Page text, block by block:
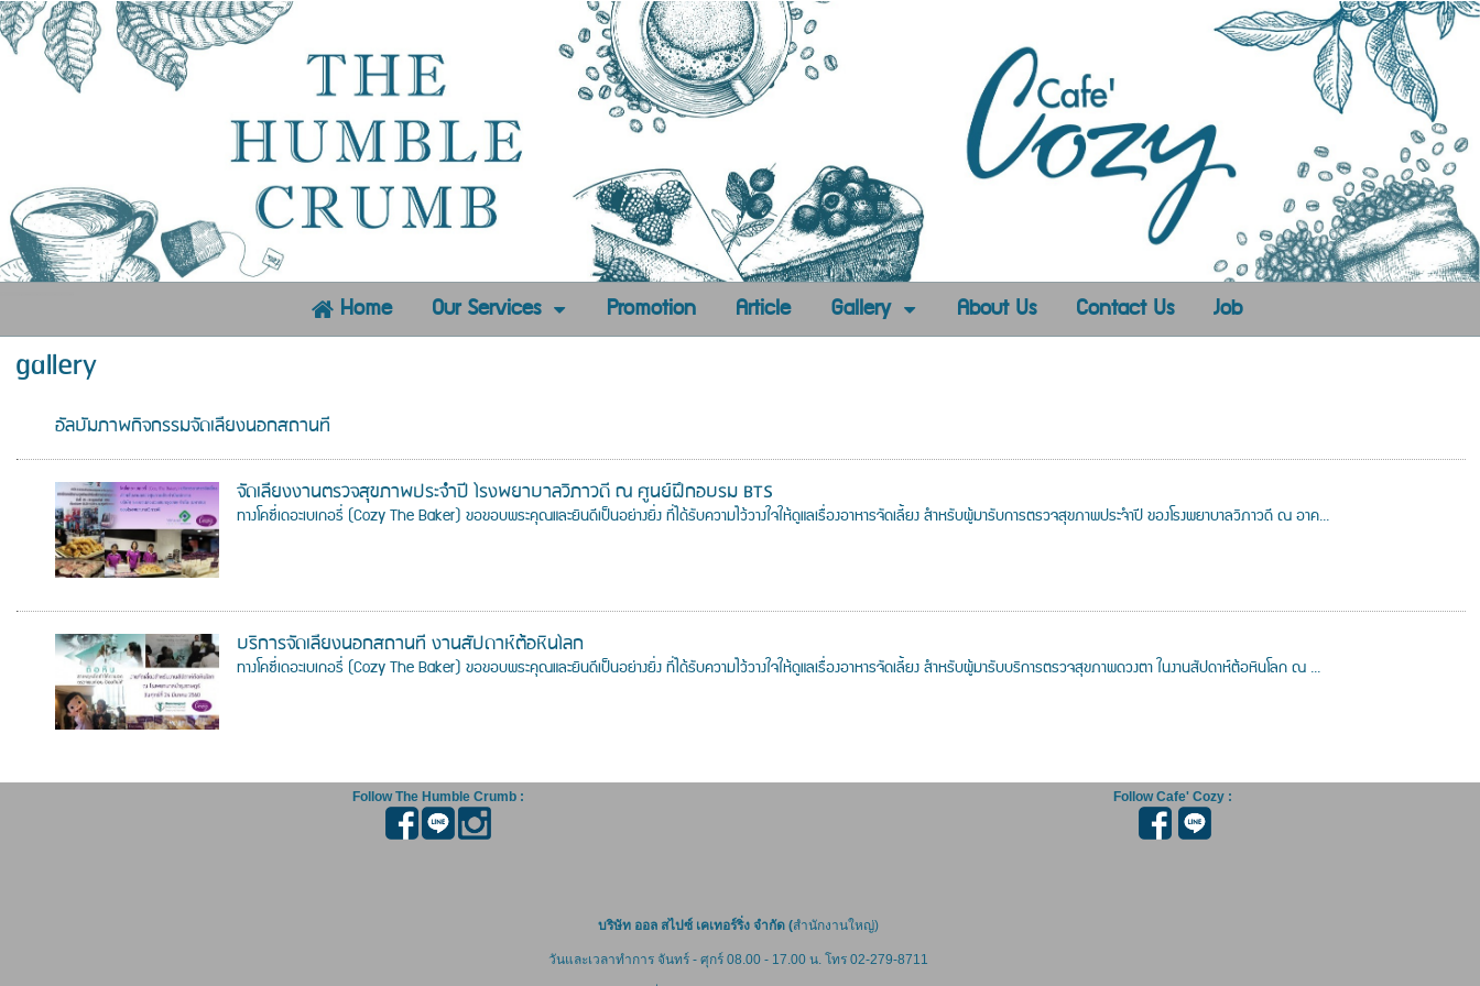
Home Our Services Promotion Article Gallery About Us Contact Us Job
gallery
อัลบัมภาพกิจกรรมจัดเลี้ยงนอกสถานที่
จัดเลี้ยงงานตรวจสุขภาพประจำปี โรงพยาบาลวิภาวดี ณ ศูนย์ฝึกอบรม BTS
ทางโคซี่เดอะเบเกอรี่ (Cozy The Baker) ขอขอบพระคุณและยินดีเป็นอย่างยิ่ง ที่ได้รับความไว้วางใจให้ดูแลเรื่องอาหารจัดเลี้ยง สำหรับผู้มารับการตรวจสุขภาพประจำปี ของโรงพยาบาลวิภาวดี ณ อาค...
บริการจัดเลี้ยงนอกสถานที่ งานสัปดาห์ต้อหินโลก
ทางโคซี่เดอะเบเกอรี่ (Cozy The Baker) ขอขอบพระคุณและยินดีเป็นอย่างยิ่ง ที่ได้รับความไว้วางใจให้ดูแลเรื่องอาหารจัดเลี้ยง สำหรับผู้มารับบริการตรวจสุขภาพดวงตา ในงานสัปดาห์ต้อหินโลก ณ ...
Follow The Humble Crumb : Follow Cafe' Cozy :
บริษัท ออล สไปซ์ เคเทอร์ริ่ง จำกัด (สำนักงานใหญ่)
วันและเวลาทำการ จันทร์ - ศุกร์ 08.00 - 17.00 น. โทร 02-279-8711